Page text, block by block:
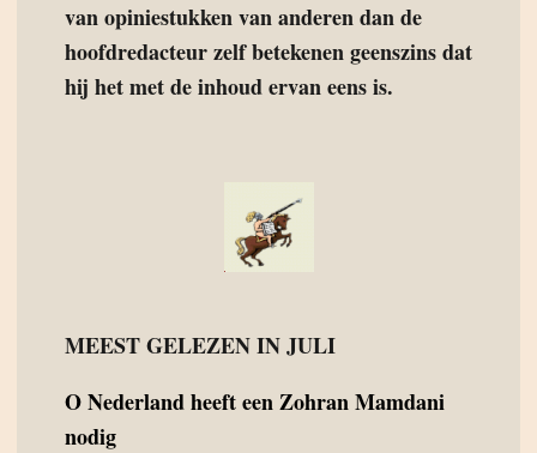
van opiniestukken van anderen dan de
hoofdredacteur zelf betekenen geenszins dat
hij het met de inhoud ervan eens is.
MEEST GELEZEN IN JULI
ONederland heeft een Zohran Mamdani
nodig